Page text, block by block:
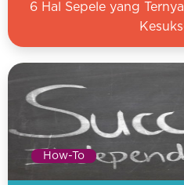
6 Hal Sepele yang
How-To